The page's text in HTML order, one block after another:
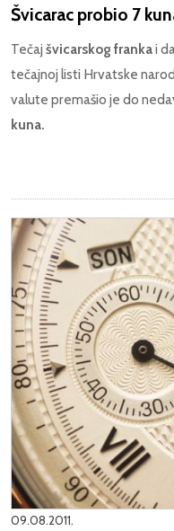
Švicarac probio 7
Tečaj švicarskog frankai
tečajnoj listi Hrvatske
valute premašio je do
kuna.
09.08.2011.